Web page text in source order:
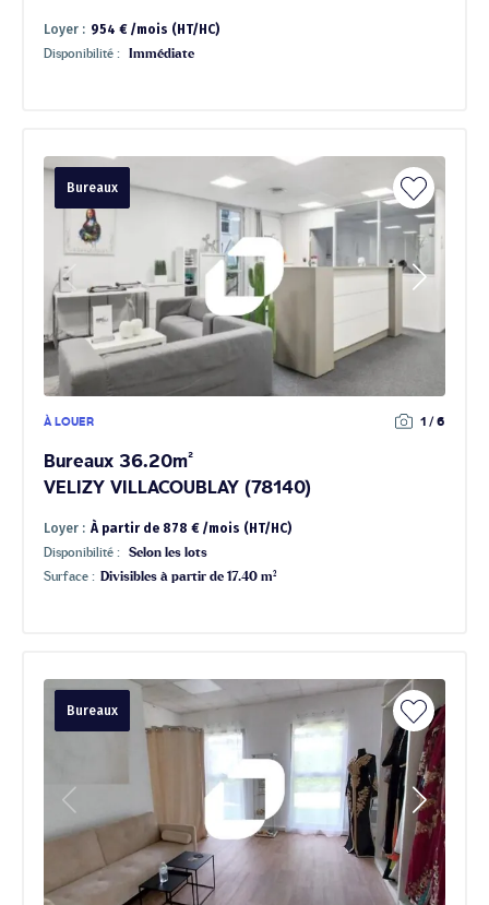
Loyer : 954 € /mois (HT/HC)
Disponibilité : Immédiate
Bureaux
À LOUER 1 / 6
Bureaux 36.20m²
VELIZY VILLACOUBLAY (78140)
Loyer : À partir de 878 € /mois (HT/HC)
Disponibilité :
Selon les lots
Surface : Divisibles à partir de 17.40 m²
Bureaux